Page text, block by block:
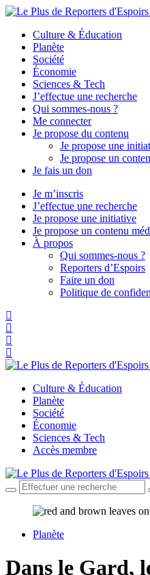
Culture & Éducation
Planète
Société
Économie
Sciences & Tech
J’effectue une recherche
Qui sommes-nous ?
Me connecter
Je propose du contenu
Je propose une
Je propose un
Je fais un don
Je m’inscris
J’effectue une recherche
Je propose une initiative
Je propose un contenu
À propos
Qui sommes-nous ?
Reporters d’Espoirs
Faire un don
Politique de
Culture & Éducation
Planète
Société
Économie
Sciences & Tech
Accès membre
Planète
Dans le Gard,